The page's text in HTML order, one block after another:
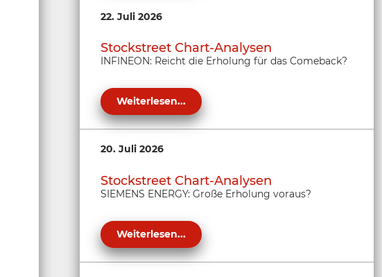
22. Juli 2026
Stockstreet Chart-Analysen
INFINEON: Reicht die Erholung für das Comeback?
Weiterlesen...
20. Juli 2026
Stockstreet Chart-Analysen
SIEMENS ENERGY: Große Erholung voraus?
Weiterlesen...